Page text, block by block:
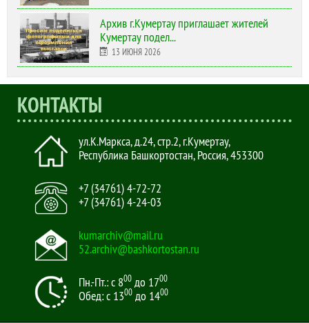
Архив г.Кумертау приглашает жителей
Кумертау подел...
13 ИЮНЯ 2026
КОНТАКТЫ
ул.К.Маркса, д.24, стр.2,г.Кумертау,
Республика Башкортостан, Россия,453300
+7 (34761) 4-72-72
+7 (34761) 4-24-03
kumarchiv@mail.ru
52.archiv@bashkortostan.ru
Пн.-Пт.: с 800 до 1700
Обед: с 1300 до 1400